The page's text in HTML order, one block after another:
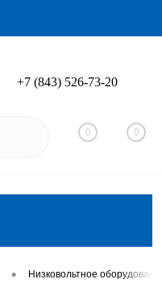
Вход
+7 (843) 526-73-20
0 0
• Низковольтное